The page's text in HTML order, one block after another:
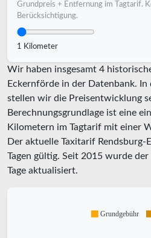
Grundpreis + Entfernung im Tagtarif.
Berücksichtigung.
1 Kilometer
Wir haben insgesamt 4
Eckernförde in der Datenbank.
stellen wir die Preisentwicklung
Berechnungsgrundlage ist eine
Kilometern im Tagtarif mit einer
Der aktuelle Taxitarif
Tagen gültig. Seit 2015 wurde der
Tage aktualisiert.
Grundgebühr